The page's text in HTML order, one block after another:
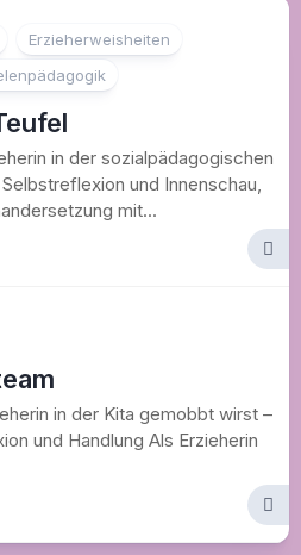
Erzieherweisheiten
in der sozialpädagogischen
und Innenschau,
mit...
in der Kita gemobbt wirst –
und Handlung Als Erzieherin